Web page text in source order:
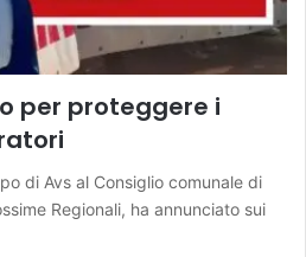
per proteggere i
di Avs al Consiglio comunale di
Regionali, ha annunciato sui